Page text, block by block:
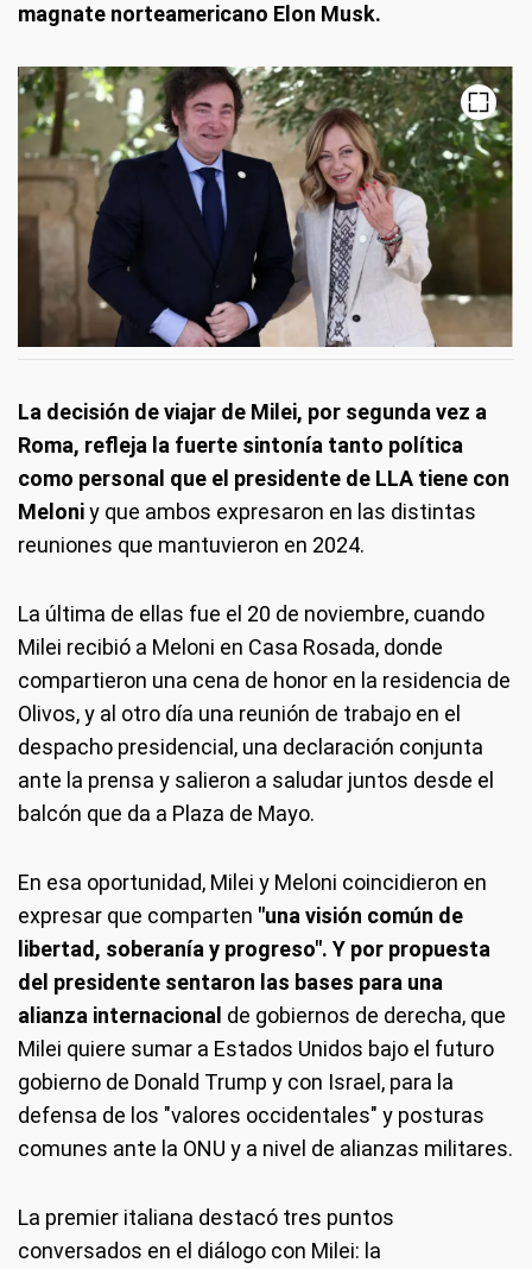
magnate norteamericano Elon Musk.
La decisión de viajar de Milei, por segunda vez a
Roma, refleja la fuerte sintonía tanto política
como personal que el presidente de LLA tiene con
Meloniy que ambos expresaron en las distintas
reuniones que mantuvieron en 2024.
La última de ellas fue el 20 de noviembre, cuando
Milei recibió a Meloni en Casa Rosada, donde
compartieron una cena de honor en la residencia de
Olivos, y al otro día una reunión de trabajo en el
despacho presidencial, una declaración conjunta
ante la prensa y salieron a saludar juntos desde el
balcón que da a Plaza de Mayo.
En esa oportunidad, Milei y Meloni coincidieron en
expresar que comparten "una visión común de
libertad, soberanía y progreso". Y por propuesta
del presidente sentaron las bases para una
alianza internacional de gobiernos de derecha, que
Milei quiere sumar a Estados Unidos bajo el futuro
gobierno de Donald Trump y con Israel, para la
defensa de los "valores occidentales" y posturas
comunes ante la ONU y a nivel de alianzas militares.
La premier italiana destacó tres puntos
conversados en el diálogo con Milei: la